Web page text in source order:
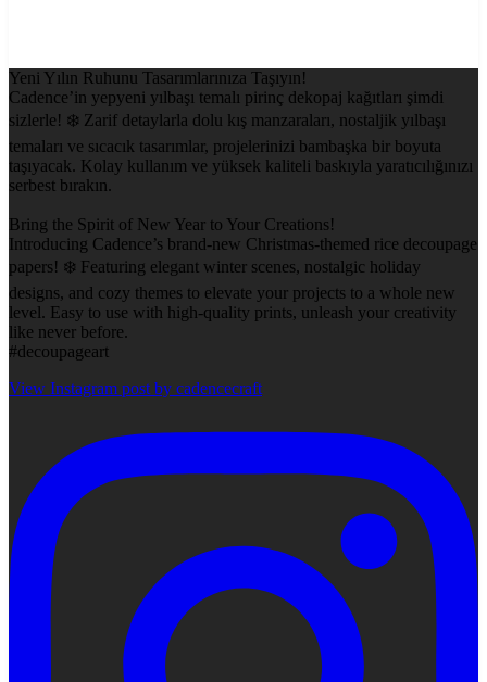
Yeni Yılın Ruhunu Tasarımlarınıza Taşıyın!
Cadence’in yepyeni yılbaşı temalı pirinç dekopaj kağıtları şimdi
sizlerle! ❄️ Zarif detaylarla dolu kış manzaraları, nostaljik yılbaşı
temaları ve sıcacık tasarımlar, projelerinizi bambaşka bir boyuta
taşıyacak. Kolay kullanım ve yüksek kaliteli baskıyla yaratıcılığınızı
serbest bırakın.
Bring the Spirit of New Year to Your Creations!
Introducing Cadence’s brand-new Christmas-themed rice decoupage
papers! ❄️ Featuring elegant winter scenes, nostalgic holiday
designs, and cozy themes to elevate your projects to a whole new
level. Easy to use with high-quality prints, unleash your creativity
like never before.
#decoupageart
View Instagram post by cadencecraft